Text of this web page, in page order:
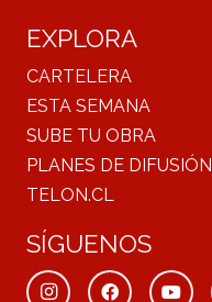
EXPLORA
CARTELERA
ESTA SEMANA
SUBE TU OBRA
PLANES DE DIFUSIÓN
TELON.CL
SÍGUENOS